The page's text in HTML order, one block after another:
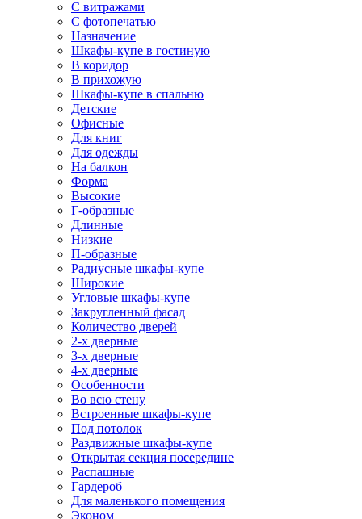
С витражами
С фотопечатью
Назначение
Шкафы-купе в гостиную
В коридор
В прихожую
Шкафы-купе в спальню
Детские
Офисные
Для книг
Для одежды
На балкон
Форма
Высокие
Г-образные
Длинные
Низкие
П-образные
Радиусные шкафы-купе
Широкие
Угловые шкафы-купе
Закругленный фасад
Количество дверей
2-х дверные
3-х дверные
4-х дверные
Особенности
Во всю стену
Встроенные шкафы-купе
Под потолок
Раздвижные шкафы-купе
Открытая секция посередине
Распашные
Гардероб
Для маленького помещения
Эконом